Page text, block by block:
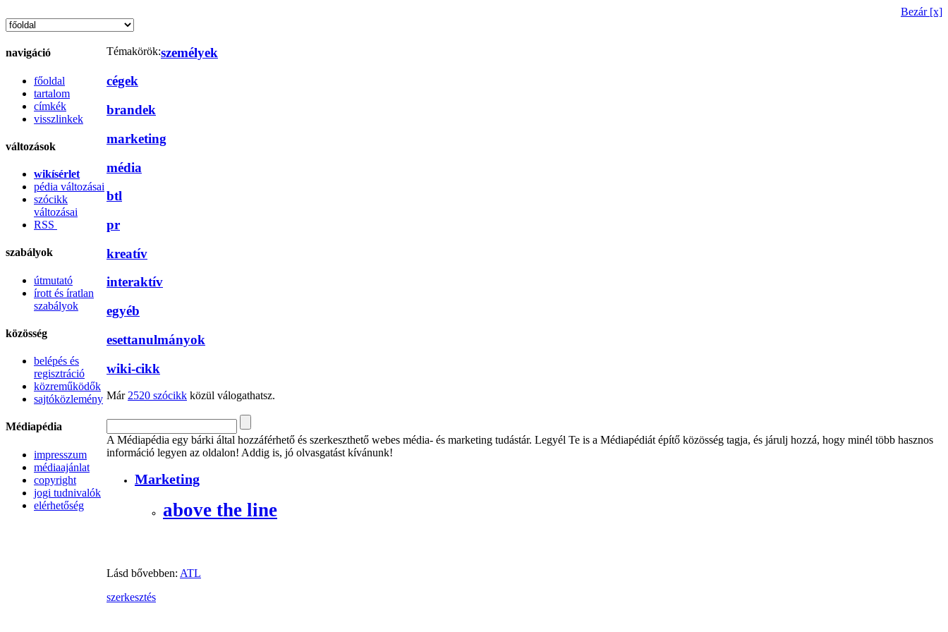
Bezár [x]
navigáció
főoldal
tartalom
címkék
visszlinkek
változások
wikísérlet
pédia változásai
szócikk
változásai
RSS
szabályok
útmutató
írott és íratlan
szabályok
közösség
belépés és
regisztráció
közreműködők
sajtóközlemény
Médiapédia
impresszum
médiaajánlat
copyright
jogi tudnivalók
elérhetőség
Témakörök:személyek
cégek
brandek
marketing
média
btl
pr
kreatív
interaktív
egyéb
esettanulmányok
wiki-cikk
Már 2520 szócikk közül válogathatsz.
A Médiapédia egy bárki által hozzáférhető és szerkeszthető webes média- és marketing tudástár. Legyél Te is a Médiapédiát építő közösség tagja, és járulj hozzá, hogy minél több hasznos
információ legyen az oldalon! Addig is, jó olvasgatást kívánunk!
Marketing
above the line
Lásd bővebben: ATL
szerkesztés